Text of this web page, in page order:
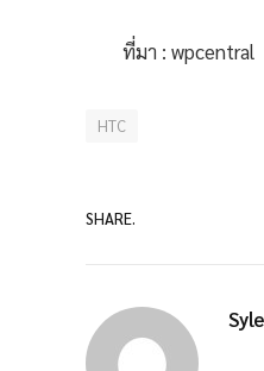
ที่มา : wpcentral
HTC
SHARE.